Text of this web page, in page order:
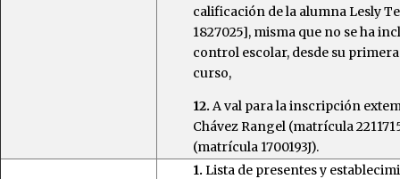
calificación de la alumna Lesly
1827025], misma que no se ha
control escolar, desde su
curso,
12. A val para la inscripción
Chávez Rangel (matrícula
(matrícula 1700193J).
1. Lista de presentes y